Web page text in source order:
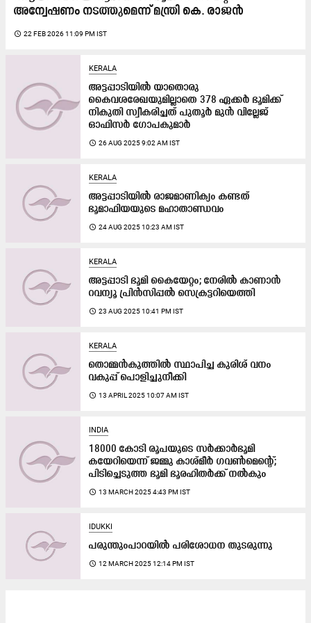
അന്വേഷണം നടത്തുമെന്ന് മന്ത്രി കെ. രാജൻ
access_time 22 FEB 2026 11:09 PM IST
KERALA
അട്ടപ്പാടിയിൽ യാതൊരു
കൈവശരേഖയുമില്ലാതെ 378 ഏക്കർ ഭൂമിക്ക്
നികുതി സ്വീകരിച്ചത് പുതൂർ മുൻ വില്ലേജ്
ഓഫിസർ ഗോപകുമാർ
access_time 26 AUG 2025 9:02 AM IST
KERALA
അട്ടപ്പാടിയിൽ രാജമാണിക്യം കണ്ടത്
ഭൂമാഫിയയുടെ മഹാതാണ്ഡവം
access_time 24 AUG 2025 10:23 AM IST
KERALA
അട്ടപ്പാടി ഭൂമി കൈയേറ്റം; നേരിൽ കാണാൻ
റവന്യൂ പ്രിൻസിപ്പൽ സെക്രട്ടറിയെത്തി
access_time 23 AUG 2025 10:41 PM IST
KERALA
തൊമ്മൻകുത്തിൽ ​സ്ഥാപിച്ച കുരിശ്​ വനം
വകുപ്പ്​ പൊളിച്ചുനീക്കി
access_time 13 APRIL 2025 10:07 AM IST
INDIA
18000 കോടി രൂപയുടെ സർക്കാർഭൂമി
കയേറിയെന്ന് ജമ്മു കാശ്മീർ ഗവൺമെന്റെ്;
പിടിച്ചെടുത്ത ഭൂമി ഭൂരഹിതർക്ക് നൽകും
access_time 13 MARCH 2025 4:43 PM IST
IDUKKI
പരുന്തുംപാറയിൽ പരിശോധന തുടരുന്നു
access_time 12 MARCH 2025 12:14 PM IST